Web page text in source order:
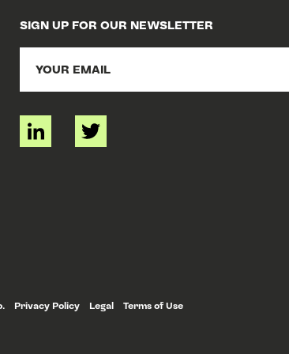
SIGN UP FOR OUR NEWSLETTER
Privacy Policy Legal Terms of Use